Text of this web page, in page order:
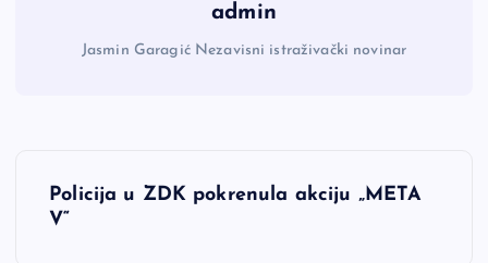
admin
Jasmin Garagić Nezavisni istraživački novinar
NPolicija u ZDK pokrenula akciju „META
V“